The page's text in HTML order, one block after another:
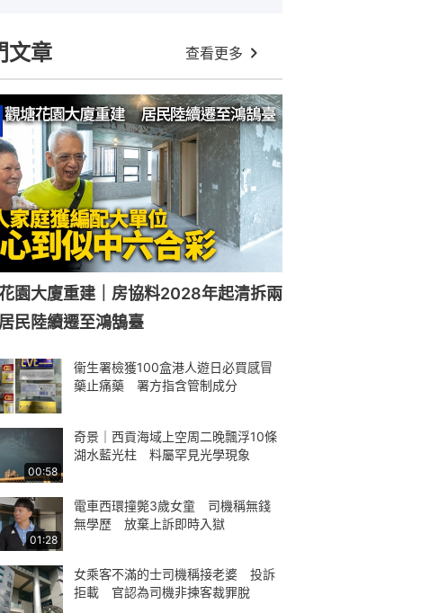
文章 查看更多
園大廈重建｜房協料2028年起清拆兩
民陸續遷至鴻鵠臺
衞生署檢獲100盒港人遊日必買感冒
藥止痛藥 署方指含管制成分
00:58
奇景｜西貢海域上空周二晚飄浮10條
湖水藍光柱 料屬罕見光學現象
01:28
電車西環撞斃3歲女童 司機稱無錢
無學歷 放棄上訴即時入獄
女乘客不滿的士司機稱接老婆 投訴
拒載 官認為司機非揀客裁罪脫